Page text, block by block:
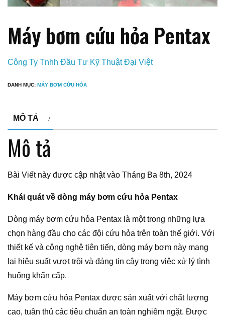
Máy bơm cứu hỏa Pentax
Công Ty Tnhh Đầu Tư Kỹ Thuật Đại Việt
DANH MỤC: MÁY BƠM CỨU HỎA
MÔ TẢ
Mô tả
Bài Viết này được cập nhật vào Tháng Ba 8th, 2024
Khái quát về dòng máy bơm cứu hỏa Pentax
Dòng máy bơm cứu hỏa Pentax là một trong những lựa
chọn hàng đầu cho các đội cứu hỏa trên toàn thế giới. Với
thiết kế và công nghệ tiên tiến, dòng máy bơm này mang
lại hiệu suất vượt trội và đáng tin cậy trong việc xử lý tình
huống khẩn cấp.
Máy bơm cứu hỏa Pentax được sản xuất với chất lượng
cao, tuân thủ các tiêu chuẩn an toàn nghiêm ngặt. Được